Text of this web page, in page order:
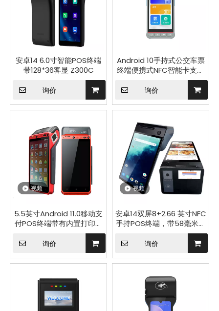
安卓14 6.0寸智能POS终端
带128*36客显 Z300C
询价
Android 10手持式公交车票
终端便携式NFC智能卡支付
POS机与58mm打印机P10
询价
视频
5.5英寸Android 11.0移动支
付POS终端带有内置打印机
询价
视频
安卓14双屏8+2.66 英寸NFC
手持POS终端，带58毫米票
据打印机非接触式读卡器支
付终端 Z150
询价